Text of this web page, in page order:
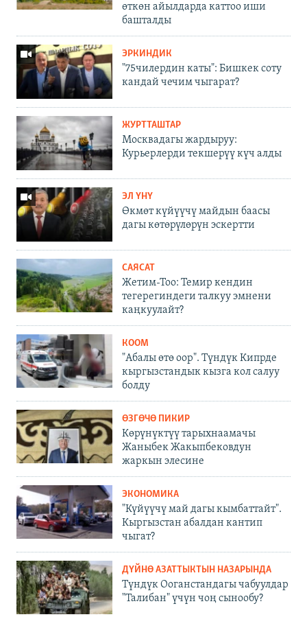
өткөн айылдарда каттоо иши
башталды
ЭРКИНДИК
"75чилердин каты": Бишкек соту
кандай чечим чыгарат?
ЖУРТТАШТАР
Москвадагы жардыруу:
Курьерлерди текшерүү күч алды
ЭЛ ҮНҮ
Өкмөт күйүүчү майдын баасы
дагы көтөрүлөрүн эскертти
САЯСАТ
Жетим-Тоо: Темир кендин
тегерегиндеги талкуу эмнени
каңкуулайт?
КООМ
"Абалы өтө оор". Түндүк Кипрде
кыргызстандык кызга кол салуу
болду
ӨЗГӨЧӨ ПИКИР
Көрүнүктүү тарыхнаамачы
Жаныбек Жакыпбековдун
жаркын элесине
ЭКОНОМИКА
"Күйүүчү май дагы кымбаттайт".
Кыргызстан абалдан кантип
чыгат?
ДҮЙНӨ АЗАТТЫКТЫН НАЗАРЫНДА
Түндүк Ооганстандагы чабуулдар
"Талибан" үчүн чоң сынообу?